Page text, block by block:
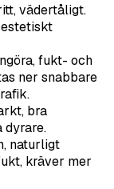
vädertåligt.
fukt- och
ner snabbare
bra
dyrare.
naturligt
kräver mer